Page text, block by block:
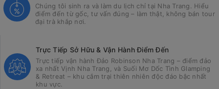
Chúng tôi sinh ra và làm du lịch chỉ tại Nha Trang. Hiểu
điểm đến từ gốc, tư vấn đúng – làm thật, không bán tour
đại trà khắp nơi.
Trực Tiếp Sở Hữu & Vận Hành Điểm Đến
Trực tiếp vận hành Đảo Robinson Nha Trang – điểm đảo
xa nhất Vịnh Nha Trang, và Suối Mơ Dốc Tình Glamping
& Retreat – khu cắm trại thiên nhiên độc đáo bậc nhất
khu vực.